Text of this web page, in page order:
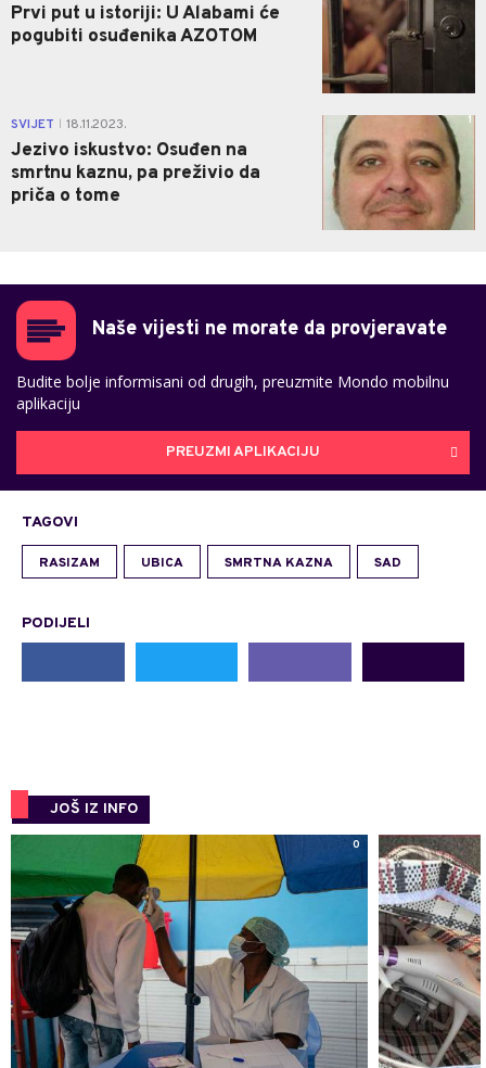
Prvi put u istoriji: U Alabami će
pogubiti osuđenika AZOTOM
SVIJET 18.11.2023.
Jezivo iskustvo: Osuđen na
smrtnu kaznu, pa preživio da
priča o tome
1
Naše vijesti ne morate da provjeravate
Budite bolje informisani od drugih, preuzmite Mondo mobilnu
aplikaciju
PREUZMI APLIKACIJU
TAGOVI
RASIZAM UBICA SMRTNA KAZNA SAD
PODIJELI
JOŠ IZ INFO
0